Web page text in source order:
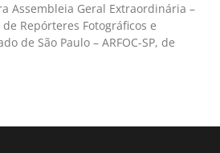
Assembleia Geral Extraordinária –
Repórteres Fotográficos e
de São Paulo – ARFOC-SP, de